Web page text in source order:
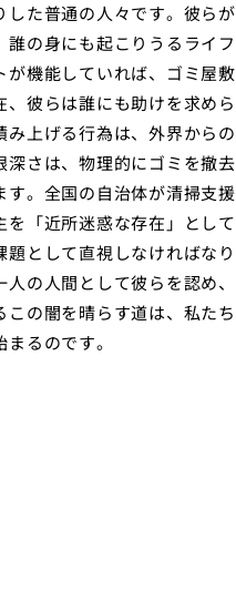
た普通の人々です。彼らが
の身にも起こりうるライフ
機能していれば、ゴミ屋敷
彼らは誰にも助けを求めら
上げる行為は、外界からの
さは、物理的にゴミを撤去
。全国の自治体が清掃支援
「近所迷惑な存在」として
として直視しなければなり
の人間として彼らを認め、
の闇を晴らす道は、私たち
るのです。